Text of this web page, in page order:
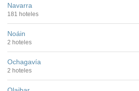
Navarra
181 hoteles
Noáin
2 hoteles
Ochagavía
2 hoteles